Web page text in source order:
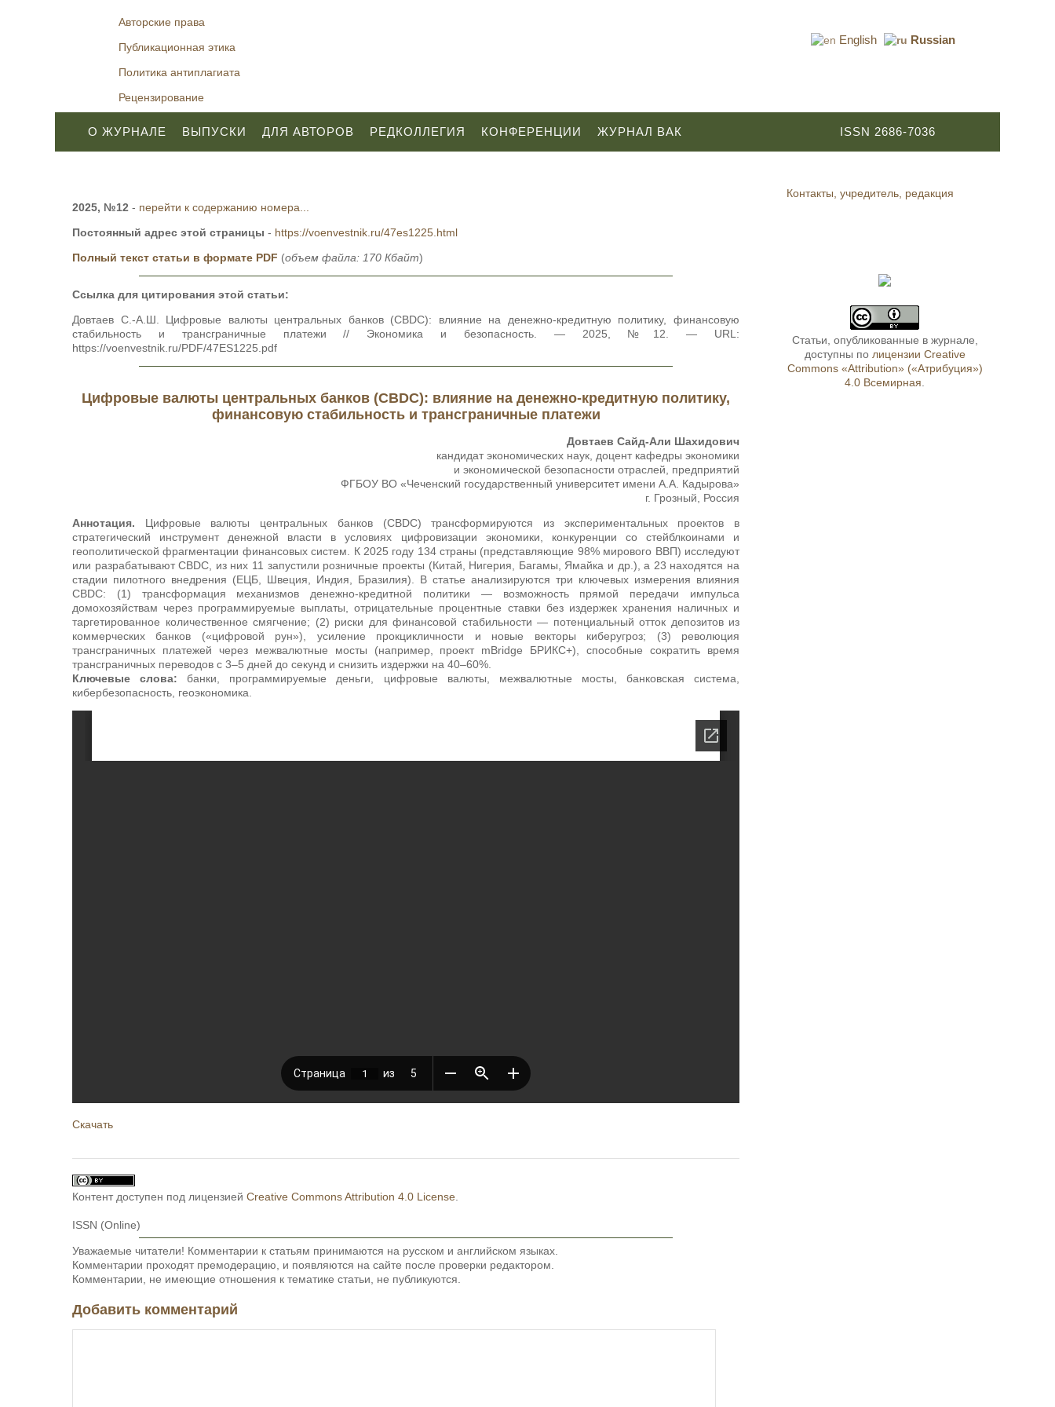
Авторские права
Публикационная этика
Политика антиплагиата
Рецензирование
English Russian
ISSN 2686-7036
О ЖУРНАЛЕ ВЫПУСКИ ДЛЯ АВТОРОВ РЕДКОЛЛЕГИЯ КОНФЕРЕНЦИИ ЖУРНАЛ ВАК
2025, №12 - перейти к содержанию номера...
Постоянный адрес этой страницы - https://voenvestnik.ru/47es1225.html
Полный текст статьи в формате PDF (объем файла: 170 Кбайт)
Ссылка для цитирования этой статьи:
Довтаев С.-А.Ш. Цифровые валюты центральных банков (CBDC): влияние на денежно-кредитную политику, финансовую
стабильность и трансграничные платежи // Экономика и безопасность. — 2025, №12. — URL:
https://voenvestnik.ru/PDF/47ES1225.pdf
Цифровые валюты центральных банков (CBDC): влияние на денежно-кредитную политику,
финансовую стабильность и трансграничные платежи
Довтаев Сайд-Али Шахидович
кандидат экономических наук, доцент кафедры экономики
и экономической безопасности отраслей, предприятий
ФГБОУ ВО «Чеченский государственный университет имени А.А. Кадырова»
г. Грозный, Россия
Аннотация. Цифровые валюты центральных банков (CBDC) трансформируются из экспериментальных проектов в
стратегический инструмент денежной власти в условиях цифровизации экономики, конкуренции со стейблкоинами и
геополитической фрагментации финансовых систем. К 2025 году 134 страны (представляющие 98% мирового ВВП) исследуют
или разрабатывают CBDC, из них 11 запустили розничные проекты (Китай, Нигерия, Багамы, Ямайка и др.), а 23 находятся на
стадии пилотного внедрения (ЕЦБ, Швеция, Индия, Бразилия). В статье анализируются три ключевых измерения влияния
CBDC: (1) трансформация механизмов денежно-кредитной политики — возможность прямой передачи импульса
домохозяйствам через программируемые выплаты, отрицательные процентные ставки без издержек хранения наличных и
таргетированное количественное смягчение; (2) риски для финансовой стабильности — потенциальный отток депозитов из
коммерческих банков («цифровой рун»), усиление прокцикличности и новые векторы киберугроз; (3) революция
трансграничных платежей через межвалютные мосты (например, проект mBridge БРИКС+), способные сократить время
трансграничных переводов с 3–5 дней до секунд и снизить издержки на 40–60%.
Ключевые слова: банки, программируемые деньги, цифровые валюты, межвалютные мосты, банковская система,
кибербезопасность, геоэкономика.
Скачать
Контент доступен под лицензией Creative Commons Attribution 4.0 License
ISSN (Online)
Уважаемые читатели! Комментарии к статьям принимаются на русском и английском языках.
Комментарии проходят премодерацию, и появляются на сайте после проверки редактором.
Комментарии, не имеющие отношения к тематике статьи, не публикуются.
Добавить комментарий
Контакты, учредитель, редакция
Статьи, опубликованные в журнале,
доступны по лицензии Creative
Commons «Attribution» («Атрибуция»)
4.0 Всемирная